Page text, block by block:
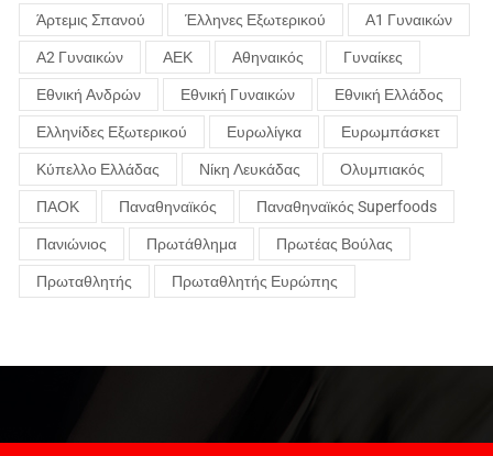
Άρτεμις Σπανού Έλληνες Εξωτερικού Α1 Γυναικών
Α2 Γυναικών ΑΕΚ Αθηναικός Γυναίκες
Εθνική Ανδρών Εθνική Γυναικών Εθνική Ελλάδος
Ελληνίδες Εξωτερικού Ευρωλίγκα Ευρωμπάσκετ
Κύπελλο Ελλάδας Νίκη Λευκάδας Ολυμπιακός
ΠΑΟΚ Παναθηναϊκός Παναθηναϊκός Superfoods
Πανιώνιος Πρωτάθλημα Πρωτέας Βούλας
Πρωταθλητής Πρωταθλητής Ευρώπης